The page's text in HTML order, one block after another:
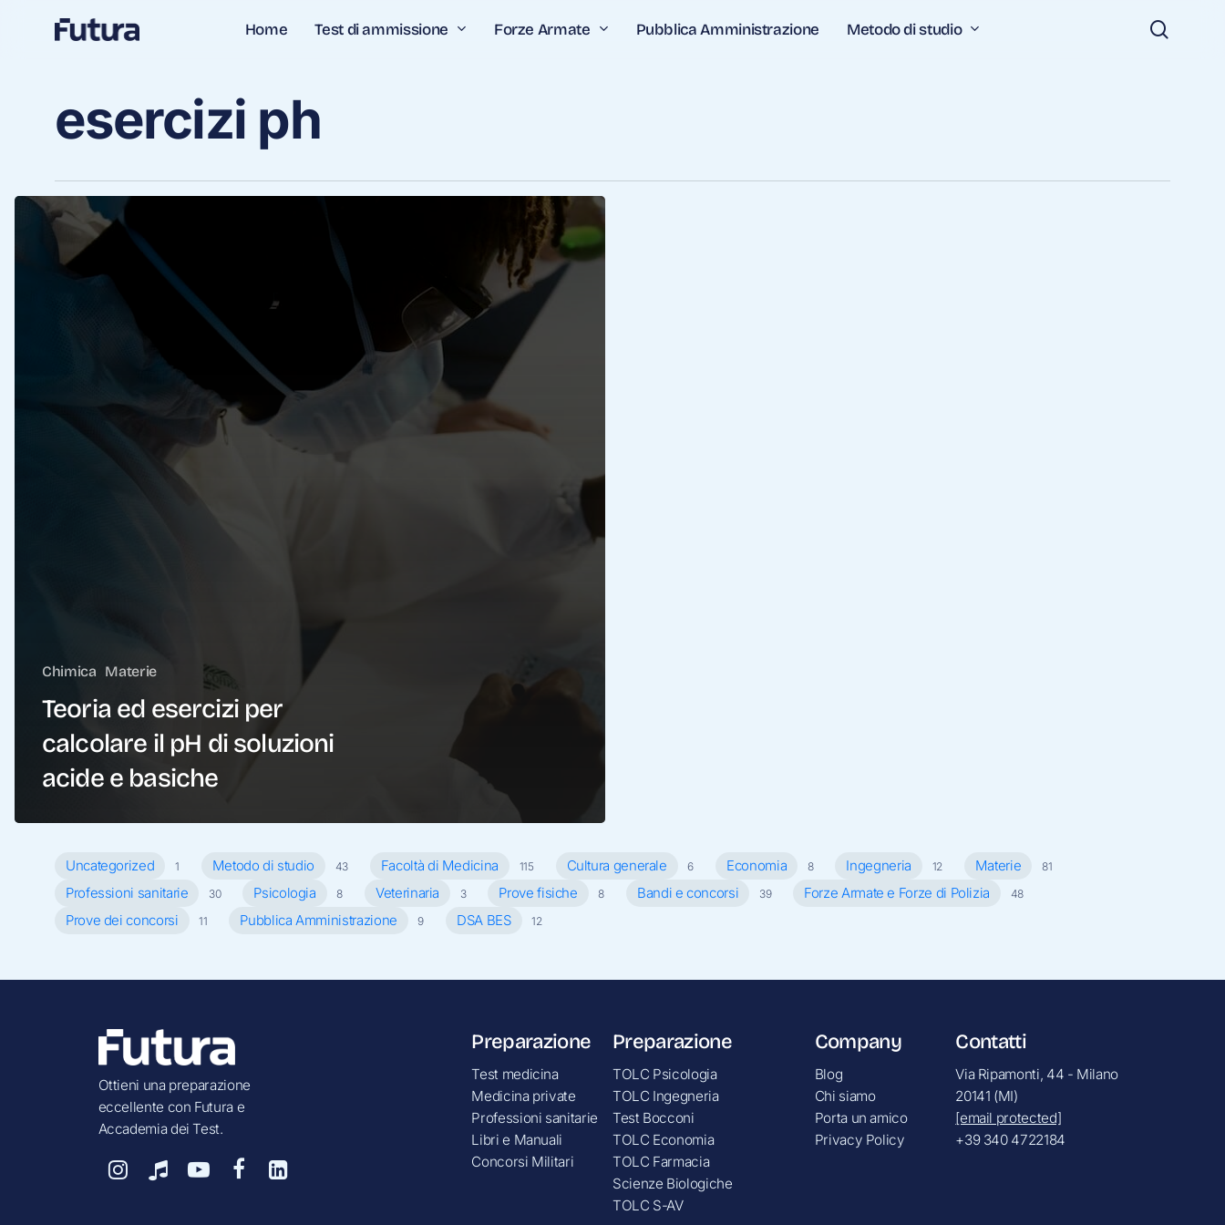
Home Test di ammissione Forze Armate Pubblica Amministrazione Metodo di studio
esercizi ph
Uncategorized 1 Metodo di studio 43 Facoltà di Medicina 115 Cultura generale 6 Economia 8 Ingegneria 12 Materie 81
Professioni sanitarie 30 Psicologia 8 Veterinaria 3 Prove fisiche 8 Bandi e concorsi 39 Forze Armate e Forze di Polizia 48
Prove dei concorsi 11 Pubblica Amministrazione 9 DSA BES 12
Chimica Materie
Teoria ed esercizi per
calcolare il pH di soluzioni
acide e basiche
Ottieni una preparazione
eccellente con Futura e
Accademia dei Test.
Preparazione
Test medicina
Medicina private
Professioni sanitarie
Libri e Manuali
Concorsi Militari
Preparazione
TOLC Psicologia
TOLC Ingegneria
Test Bocconi
TOLC Economia
TOLC Farmacia
Scienze Biologiche
TOLC S-AV
Company
Blog
Chi siamo
Porta un amico
Privacy Policy
Contatti
Via Ripamonti, 44 - Milano
20141 (MI)
[email protected]
+39 340 4722184